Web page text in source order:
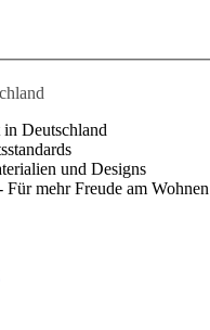
in Deutschland
und Designs
mehr Freude am Wohnen